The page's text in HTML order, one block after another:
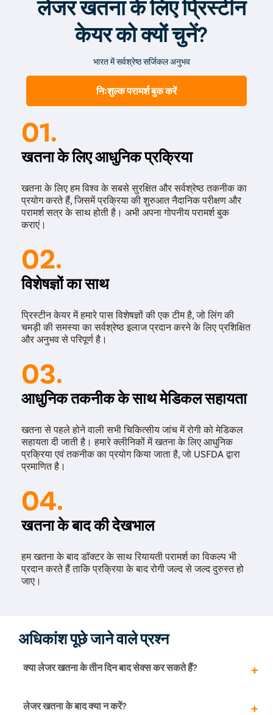
लेजर खतना के लिए प्रिस्टीन
केयर को क्यों चुनें?
भारत में सर्वश्रेष्ठ सर्जिकल अनुभव
निःशुल्क परामर्श बुक करें
01.
खतना के लिए आधुनिक प्रक्रिया
खतना के लिए हम विश्व के सबसे सुरक्षित और सर्वश्रेष्ठ तकनीक का
प्रयोग करते हैं, जिसमें प्रक्रिया की शुरुआत नैदानिक परीक्षण और
परामर्श सत्र के साथ होती है। अभी अपना गोपनीय परामर्श बुक
कराएं।
02.
विशेषज्ञों का साथ
प्रिस्टीन केयर में हमारे पास विशेषज्ञों की एक टीम है, जो लिंग की
चमड़ी की समस्या का सर्वश्रेष्ठ इलाज प्रदान करने के लिए प्रशिक्षित
और अनुभव से परिपूर्ण है।
03.
आधुनिक तकनीक के साथ मेडिकल सहायता
खतना से पहले होने वाली सभी चिकित्सीय जांच में रोगी को मेडिकल
सहायता दी जाती है। हमारे क्लीनिकों में खतना के लिए आधुनिक
प्रक्रिया एवं तकनीक का प्रयोग किया जाता है, जो USFDA द्वारा
प्रमाणित है।
04.
खतना के बाद की देखभाल
हम खतना के बाद डॉक्टर के साथ रियायती परामर्श का विकल्प भी
प्रदान करते हैं ताकि प्रक्रिया के बाद रोगी जल्द से जल्द दुरुस्त हो
जाए।
अधिकांश पूछे जाने वाले प्रश्न
क्या लेजर खतना के तीन दिन बाद सेक्स कर सकते हैं?
नहीं! लेजर खतना के बाद सेक्स के लिए कम से कम 15 से 20 दिन का
लेजर खतना के बाद क्या न करें?